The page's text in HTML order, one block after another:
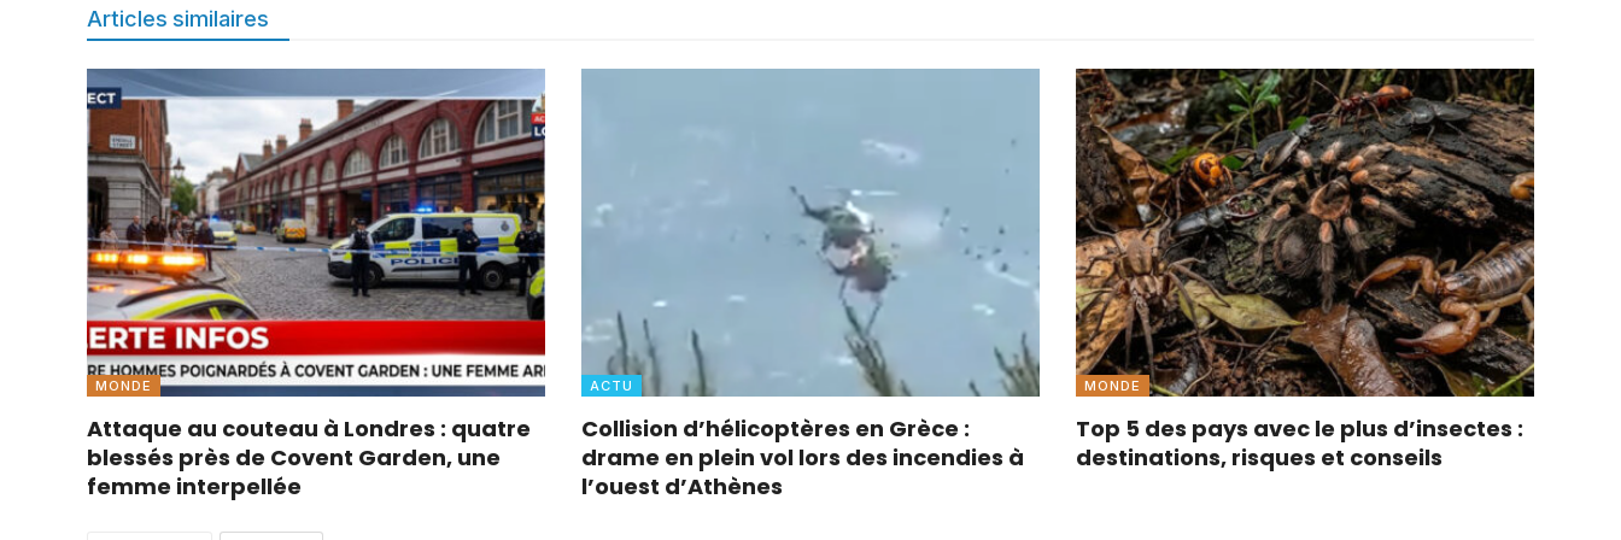
Articles similaires
MONDE
Attaque au couteau à Londres : quatre
blessés près de Covent Garden, une
femme interpellée
ACTU
Collision d’hélicoptères en Grèce :
drame en plein vol lors des incendies à
l’ouest d’Athènes
MONDE
Top 5 des pays avec le plus d’insectes :
destinations, risques et conseils